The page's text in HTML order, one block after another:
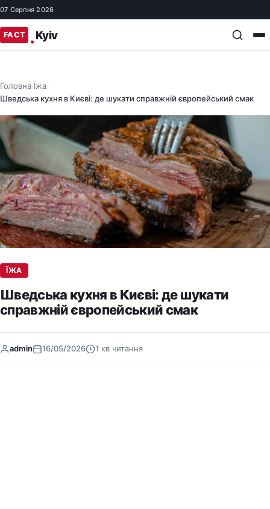
07 Серпня 2026
Головна/Їжа/
Шведська кухня в Києві: де шукати справжній європейський смак
ЇЖА
Шведська кухня в Києві: де шукати
справжній європейський смак
admin 16/05/2026 1 хв читання